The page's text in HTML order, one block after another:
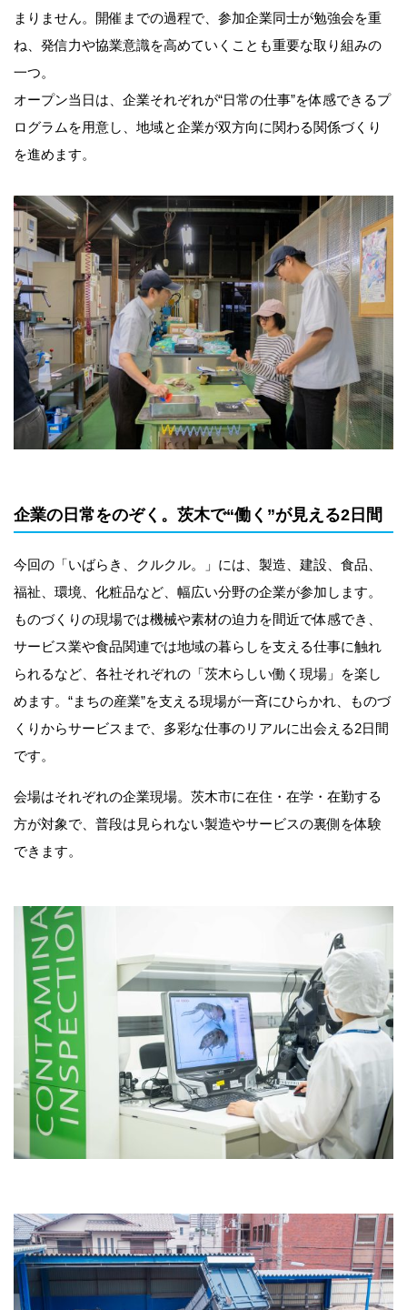
まりません。開催までの過程で、参加企業同士が勉強会を重
ね、発信力や協業意識を高めていくことも重要な取り組みの
一つ。
オープン当日は、企業それぞれが“日常の仕事”を体感できるプ
ログラムを用意し、地域と企業が双方向に関わる関係づくり
を進めます。
企業の日常をのぞく。茨木で“働く”が見える2日間
今回の「いばらき、クルクル。」には、製造、建設、食品、
福祉、環境、化粧品など、幅広い分野の企業が参加します。
ものづくりの現場では機械や素材の迫力を間近で体感でき、
サービス業や食品関連では地域の暮らしを支える仕事に触れ
られるなど、各社それぞれの「茨木らしい働く現場」を楽し
めます。“まちの産業”を支える現場が一斉にひらかれ、ものづ
くりからサービスまで、多彩な仕事のリアルに出会える2日間
です。
会場はそれぞれの企業現場。茨木市に在住・在学・在勤する
方が対象で、普段は見られない製造やサービスの裏側を体験
できます。